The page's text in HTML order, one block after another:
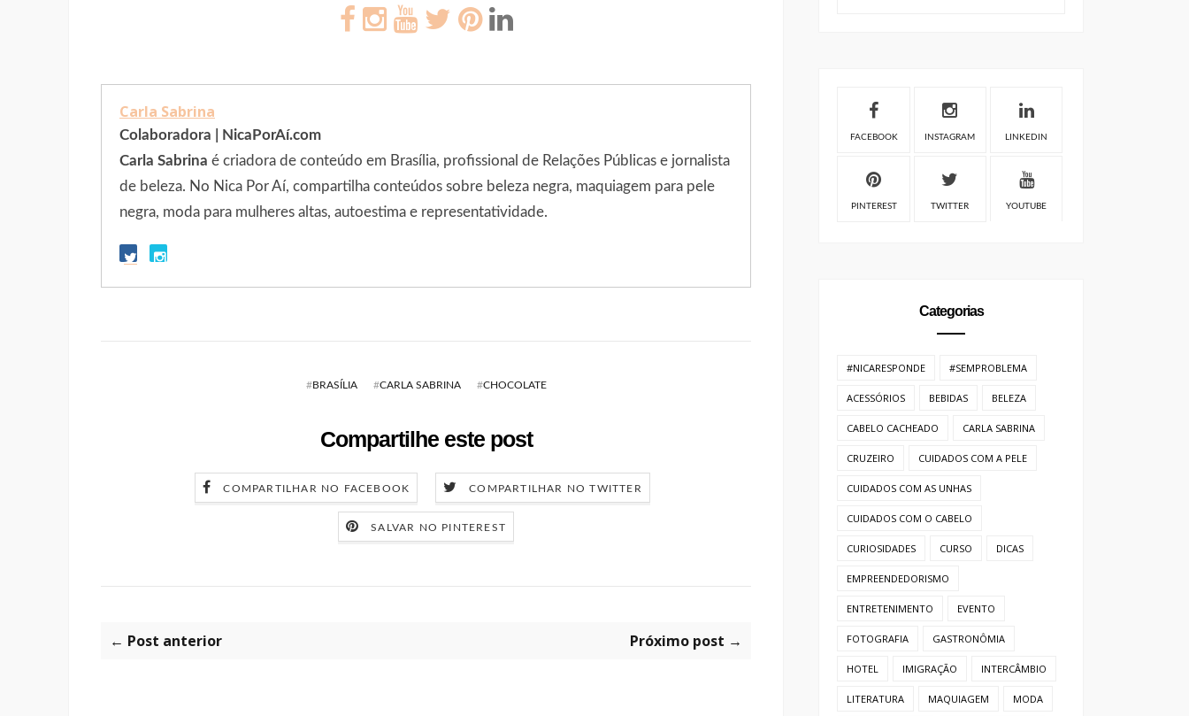
Carla Sabrina
Colaboradora | NicaPorAí.com
Carla Sabrina é criadora de conteúdo em Brasília, profissional de Relações Públicas e jornalista
de beleza. No Nica Por Aí, compartilha conteúdos sobre beleza negra, maquiagem para pele
negra, moda para mulheres altas, autoestima e representatividade.
#BRASÍLIA #CARLA SABRINA #CHOCOLATE
Compartilhe este post
COMPARTILHAR NO FACEBOOK COMPARTILHAR NO TWITTER
SALVAR NO PINTEREST
← Post anterior Próximo post →
FACEBOOK INSTAGRAM LINKEDIN
PINTEREST TWITTER YOUTUBE
Categorias
#NICARESPONDE #SEMPROBLEMA
ACESSÓRIOS BEBIDAS BELEZA
CABELO CACHEADO CARLA SABRINA
CRUZEIRO CUIDADOS COM A PELE
CUIDADOS COM AS UNHAS
CUIDADOS COM O CABELO
CURIOSIDADES CURSO DICAS
EMPREENDEDORISMO
ENTRETENIMENTO EVENTO
FOTOGRAFIA GASTRONÔMIA
HOTEL IMIGRAÇÃO INTERCÂMBIO
LITERATURA MAQUIAGEM MODA